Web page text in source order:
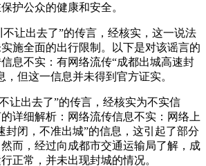
护公众的健康和安全。
不让出去了”的传言，经核实，这一说法
施全面的出行限制。以下是对该谣言的
息不实：有网络流传“成都出城高速封
，但这一信息并未得到官方证实。
让出去了”的传言，经核实为不实信
详细解析：网络流传信息不实：网络上
封闭，不准出城”的信息，这引起了部分
而，经过向成都市交通运输局了解，成
正常，并未出现封城的情况。